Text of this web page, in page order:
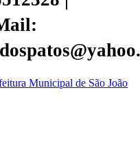
Municipal de São João